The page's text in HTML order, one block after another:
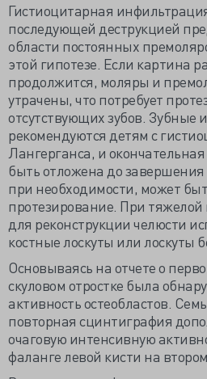
Гистиоцитарная
последующей деструкцией
области постоянных
этой гипотезе. Если картина
продолжится, моляры и
утрачены, что потребует
отсутствующих зубов. Зубные
рекомендуются детям с
Лангерганса, и
быть отложена до завершения
при необходимости, может
протезирование. При тяжелой
для реконструкции челюсти
костные лоскуты или лоскуты
Основываясь на отчете о
скуловом отростке была
активность остеобластов.
повторная сцинтиграфия
очаговую интенсивную
фаланге левой кисти на